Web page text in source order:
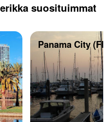
suosituimmat
Panama City (FL)